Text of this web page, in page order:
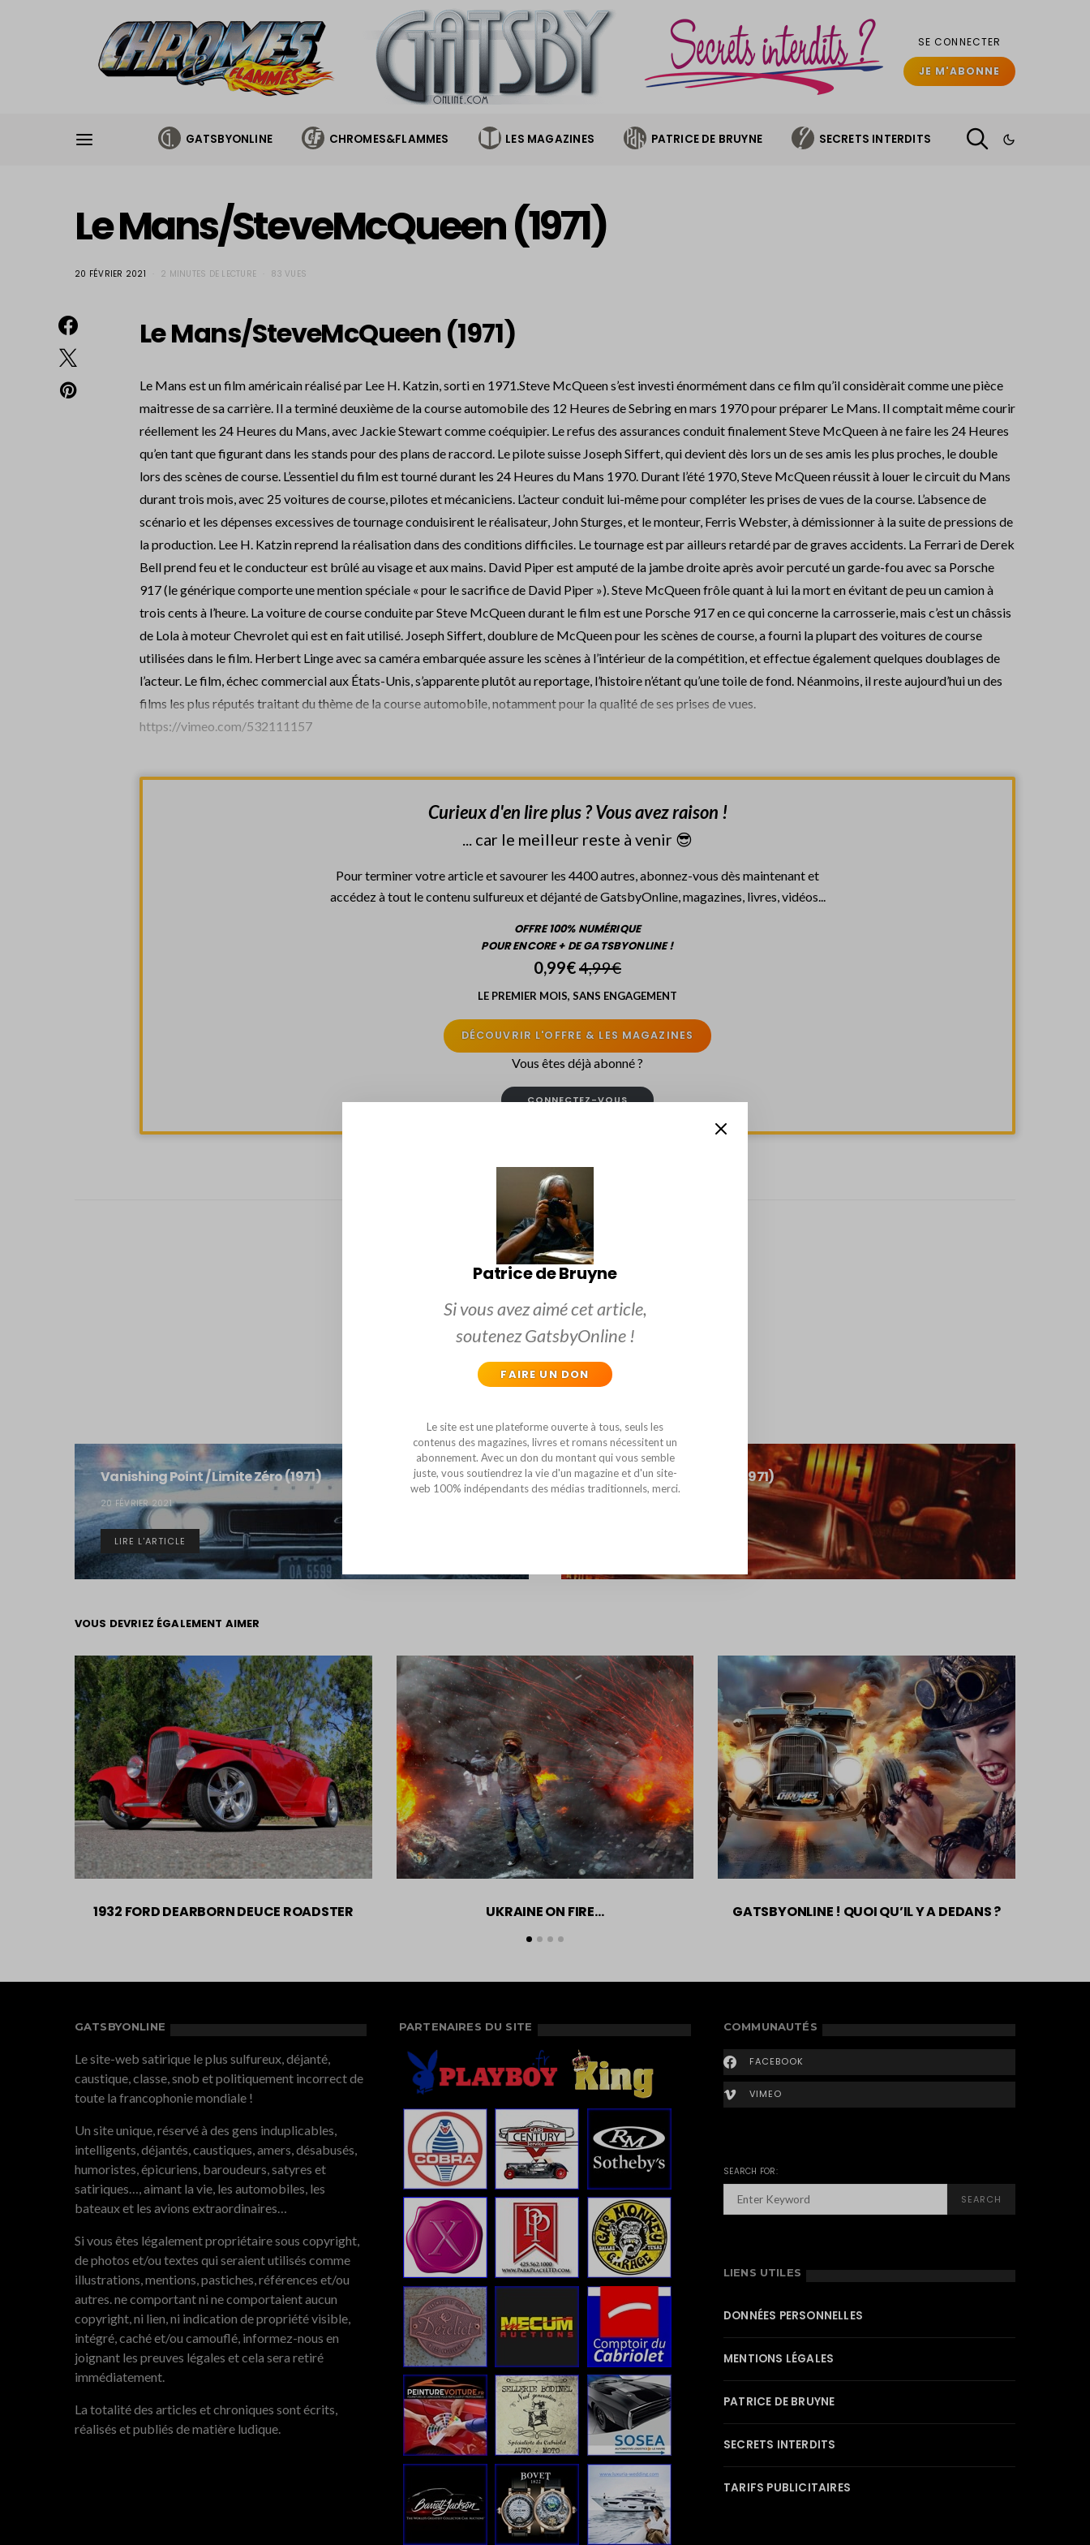
SE CONNECTER
JE M'ABONNE
GATSBYONLINE CHROMES&FLAMMES LES MAGAZINES PATRICE DE BRUYNE SECRETS INTERDITS
Le Mans/SteveMcQueen (1971)
20 FÉVRIER 2021 2 MINUTES DE LECTURE 83 VUES
Le Mans/SteveMcQueen (1971)
Le Mans est un film américain réalisé par Lee H. Katzin, sorti en 1971.Steve McQueen s’est investi énormément dans ce film qu’il considèrait comme une pièce
maitresse de sa carrière. Il a terminé deuxième de la course automobile des 12 Heures de Sebring en mars 1970 pour préparer Le Mans. Il comptait même courir
réellement les 24 Heures du Mans, avec Jackie Stewart comme coéquipier. Le refus des assurances conduit finalement Steve McQueen à ne faire les 24 Heures
qu’en tant que figurant dans les stands pour des plans de raccord. Le pilote suisse Joseph Siffert, qui devient dès lors un de ses amis les plus proches, le double
lors des scènes de course. L’essentiel du film est tourné durant les 24 Heures du Mans 1970. Durant l’été 1970, Steve McQueen réussit à louer le circuit du Mans
durant trois mois, avec 25 voitures de course, pilotes et mécaniciens. L’acteur conduit lui-même pour compléter les prises de vues de la course. L’absence de
scénario et les dépenses excessives de tournage conduisirent le réalisateur, John Sturges, et le monteur, Ferris Webster, à démissionner à la suite de pressions de
la production. Lee H. Katzin reprend la réalisation dans des conditions difficiles. Le tournage est par ailleurs retardé par de graves accidents. La Ferrari de Derek
Bell prend feu et le conducteur est brûlé au visage et aux mains. David Piper est amputé de la jambe droite après avoir percuté un garde-fou avec sa Porsche
917 (le générique comporte une mention spéciale « pour le sacrifice de David Piper »). Steve McQueen frôle quant à lui la mort en évitant de peu un camion à
trois cents à l’heure. La voiture de course conduite par Steve McQueen durant le film est une Porsche 917 en ce qui concerne la carrosserie, mais c’est un châssis
de Lola à moteur Chevrolet qui est en fait utilisé. Joseph Siffert, doublure de McQueen pour les scènes de course, a fourni la plupart des voitures de course
utilisées dans le film. Herbert Linge avec sa caméra embarquée assure les scènes à l’intérieur de la compétition, et effectue également quelques doublages de
l’acteur. Le film, échec commercial aux États-Unis, s’apparente plutôt au reportage, l’histoire n’étant qu’une toile de fond. Néanmoins, il reste aujourd’hui un des
films les plus réputés traitant du thème de la course automobile, notamment pour la qualité de ses prises de vues.
https://vimeo.com/532111157
Curieux d'en lire plus ? Vous avez raison !
... car le meilleur reste à venir 😎
Pour terminer votre article et savourer les 4400 autres, abonnez-vous dès maintenant et
accédez à tout le contenu sulfureux et déjanté de GatsbyOnline, magazines, livres, vidéos...
OFFRE 100% NUMÉRIQUE
POUR ENCORE + DE GATSBYONLINE !
0,99€4,99€
LE PREMIER MOIS, SANS ENGAGEMENT
DÉCOUVRIR L'OFFRE & LES MAGAZINES
Vous êtes déjà abonné ?
CONNECTEZ-VOUS
Patrice De Bruyne
Vanishing Point / Limite Zéro (1971)
20 FÉVRIER 2021
LIRE L'ARTICLE
Duel – Steven Spielberg (1971)
VOUS DEVRIEZ ÉGALEMENT AIMER
1932 FORD DEARBORN DEUCE ROADSTER UKRAINE ON FIRE… GATSBYONLINE ! QUOI QU’IL Y A DEDANS ?
GATSBYONLINE
Le site-web satirique le plus sulfureux, déjanté,
caustique, classe, snob et politiquement incorrect de
toute la francophonie mondiale !
Un site unique, réservé à des gens induplicables,
intelligents, déjantés, caustiques, amers, désabusés,
humoristes, épicuriens, baroudeurs, satyres et
satiriques…, aimant la vie, les automobiles, les
bateaux et les avions extraordinaires…
Si vous êtes légalement propriétaire sous copyright,
de photos et/ou textes qui seraient utilisés comme
illustrations, mentions, pastiches, références et/ou
autres. ne comportant ni ne comportaient aucun
copyright, ni lien, ni indication de propriété visible,
intégré, caché et/ou camouflé, informez-nous en
joignant les preuves légales et cela sera retiré
immédiatement.
La totalité des articles et chroniques sont écrits,
réalisés et publiés de matière ludique.
PARTENAIRES DU SITE COMMUNAUTÉS
FACEBOOK
VIMEO
SEARCH FOR:
SEARCH
LIENS UTILES
DONNÉES PERSONNELLES
MENTIONS LÉGALES
PATRICE DE BRUYNE
SECRETS INTERDITS
TARIFS PUBLICITAIRES
Patrice de Bruyne
Si vous avez aimé cet article,
soutenez GatsbyOnline !
FAIRE UN DON
Le site est une plateforme ouverte à tous, seuls les
contenus des magazines, livres et romans nécessitent un
abonnement. Avec un don du montant qui vous semble
juste, vous soutiendrez la vie d'un magazine et d'un site-
web 100% indépendants des médias traditionnels, merci.